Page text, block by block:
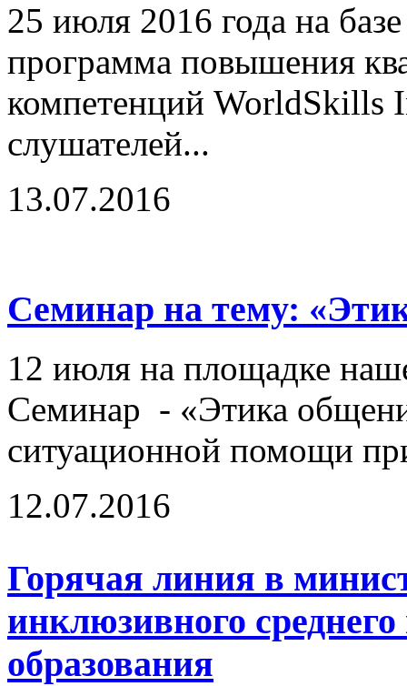
25 июля 2016 года на
программа повышения
компетенций WorldSkills
слушателей...
13.07.2016
Семинар на тему:
12 июля на площадке
Семинар - «Этика
ситуационной помощи
12.07.2016
Горячая линия в
инклюзивного
образования